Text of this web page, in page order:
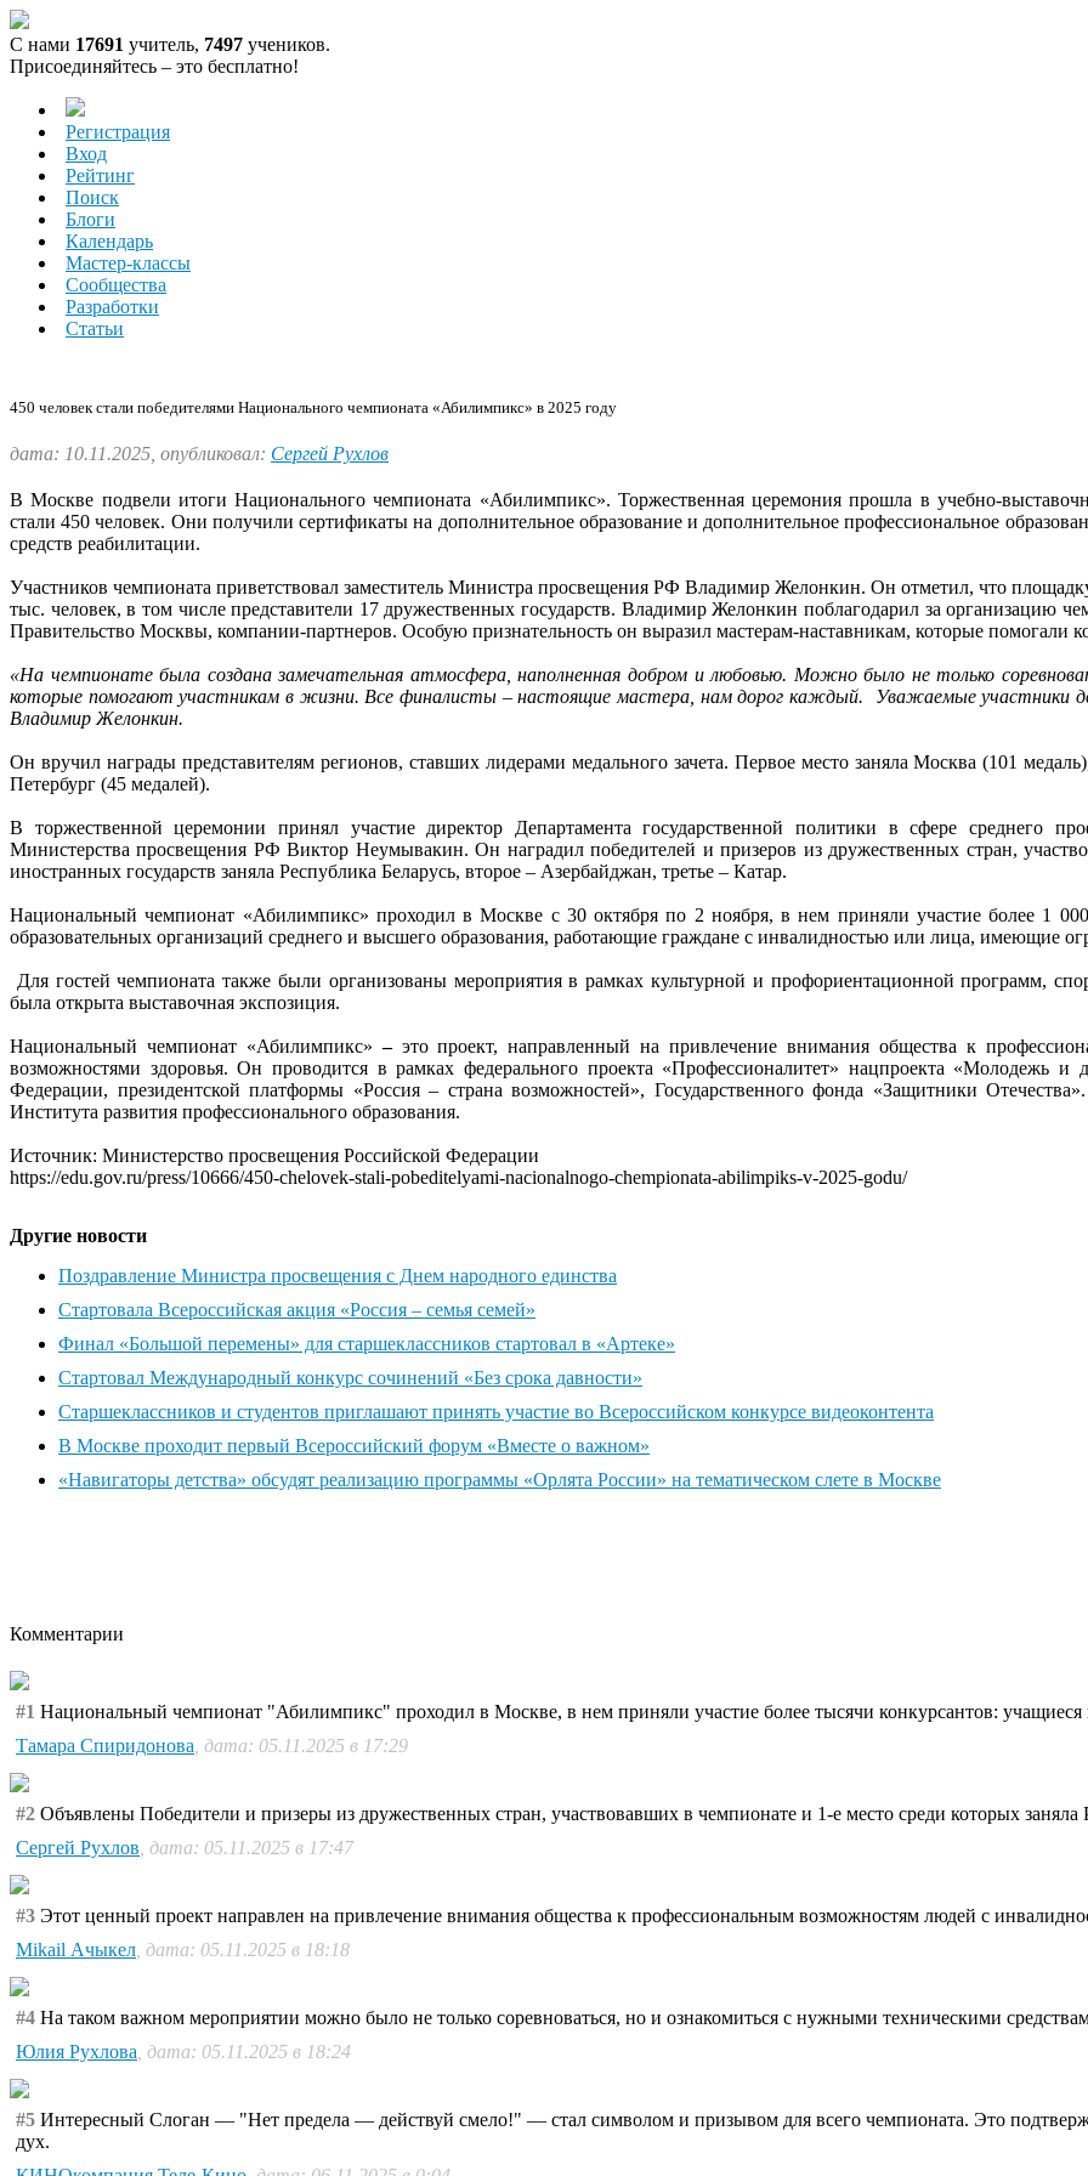
С нами 17691 учитель, 7497 учеников.
Присоединяйтесь – это бесплатно!
Регистрация
Вход
Рейтинг
Поиск
Блоги
Календарь
Мастер-классы
Сообщества
Разработки
Статьи
450 человек стали победителями Национального чемпионата «Абилимпикс» в 2025 году
дата: 10.11.2025, опубликовал: Сергей Рухлов
В Москве подвели итоги Национального чемпионата «Абилимпикс». Торжественная церемония прошла в учебно-
стали 450 человек. Они получили сертификаты на дополнительное образование и дополнительное профессиональное
средств реабилитации.
Участников чемпионата приветствовал заместитель Министра просвещения РФ Владимир Желонкин. Он отметил, что
тыс. человек, в том числе представители 17 дружественных государств. Владимир Желонкин поблагодарил за организацию
Правительство Москвы, компании-партнеров. Особую признательность он выразил мастерам-наставникам, которые помогали
«На чемпионате была создана замечательная атмосфера, наполненная добром и любовью. Можно было не только
которые помогают участникам в жизни. Все финалисты – настоящие мастера, нам дорог каждый. Уважаемые участники
Владимир Желонкин.
Он вручил награды представителям регионов, ставших лидерами медального зачета. Первое место заняла Москва (101
Петербург (45 медалей).
В торжественной церемонии принял участие директор Департамента государственной политики в сфере среднего
Министерства просвещения РФ Виктор Неумывакин. Он наградил победителей и призеров из дружественных стран,
иностранных государств заняла Республика Беларусь, второе – Азербайджан, третье – Катар.
Национальный чемпионат «Абилимпикс» проходил в Москве с 30 октября по 2 ноября, в нем приняли участие более 1
образовательных организаций среднего и высшего образования, работающие граждане с инвалидностью или лица, имеющие
Для гостей чемпионата также были организованы мероприятия в рамках культурной и профориентационной программ,
была открыта выставочная экспозиция.
Национальный чемпионат «Абилимпикс» –это проект, направленный на привлечение внимания общества к
возможностями здоровья. Он проводится в рамках федерального проекта «Профессионалитет» нацпроекта «Молодежь
Федерации, президентской платформы «Россия – страна возможностей», Государственного фонда «Защитники
Института развития профессионального образования.
Источник: Министерство просвещения Российской Федерации
https://edu.gov.ru/press/10666/450-chelovek-stali-pobeditelyami-nacionalnogo-chempionata-abilimpiks-v-2025-godu/
Другие новости
Поздравление Министра просвещения с Днем народного единства
Стартовала Всероссийская акция «Россия – семья семей»
Финал «Большой перемены» для старшеклассников стартовал в «Артеке»
Стартовал Международный конкурс сочинений «Без срока давности»
Старшеклассников и студентов приглашают принять участие во Всероссийском конкурсе видеоконтента
В Москве проходит первый Всероссийский форум «Вместе о важном»
«Навигаторы детства» обсудят реализацию программы «Орлята России» на тематическом слете в Москве
Комментарии
#1 Национальный чемпионат "Абилимпикс" проходил в Москве, в нем приняли участие более тысячи конкурсантов: учащиеся
Тамара Спиридонова , дата: 05.11.2025 в 17:29
#2 Объявлены Победители и призеры из дружественных стран, участвовавших в чемпионате и 1-е место среди которых заняла
Сергей Рухлов , дата: 05.11.2025 в 17:47
#3 Этот ценный проект направлен на привлечение внимания общества к профессиональным возможностям людей с
Mikail Ачыкел , дата: 05.11.2025 в 18:18
#4 На таком важном мероприятии можно было не только соревноваться, но и ознакомиться с нужными техническими
Юлия Рухлова , дата: 05.11.2025 в 18:24
#5 Интересный Слоган — "Нет предела — действуй смело!" — стал символом и призывом для всего чемпионата. Это
дух.